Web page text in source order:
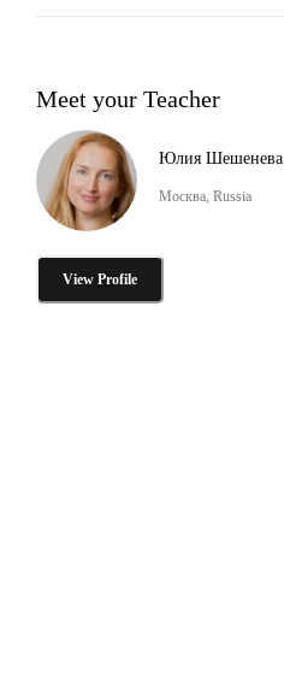
Meet your Teacher
Юлия Шешенева
Москва, Russia
View Profile